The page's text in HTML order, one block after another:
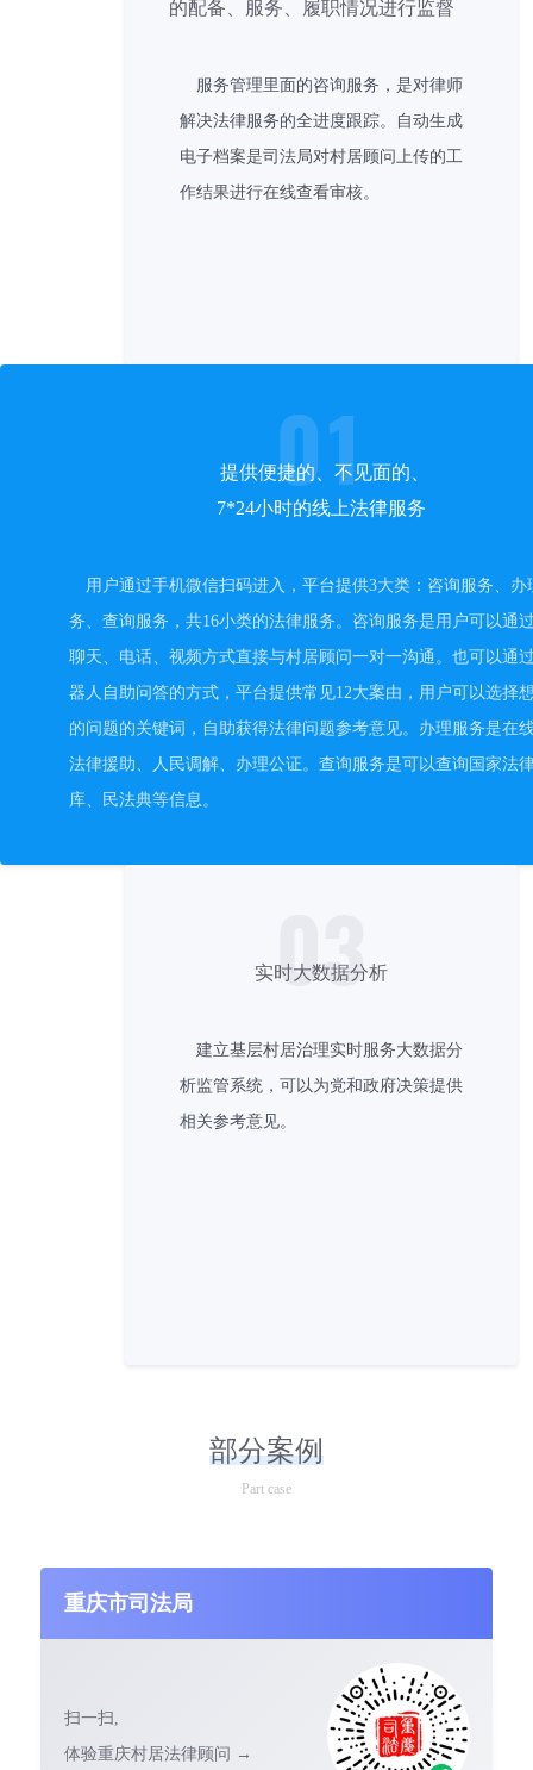
的配备、服务、履职情况进行监督
服务管理里面的咨询服务，是对律师
解决法律服务的全进度跟踪。自动生成
电子档案是司法局对村居顾问上传的工
作结果进行在线查看审核。
01
提供便捷的、不见面的、
7*24小时的线上法律服务
用户通过手机微信扫码进入，平台提供3大类：咨询服务、办
务、查询服务，共16小类的法律服务。咨询服务是用户可以通
聊天、电话、视频方式直接与村居顾问一对一沟通。也可以通
器人自助问答的方式，平台提供常见12大案由，用户可以选择
的问题的关键词，自助获得法律问题参考意见。办理服务是在
法律援助、人民调解、办理公证。查询服务是可以查询国家法
库、民法典等信息。
03
实时大数据分析
建立基层村居治理实时服务大数据分
析监管系统，可以为党和政府决策提供
相关参考意见。
部分案例
Part case
重庆市司法局
扫一扫,
体验重庆村居法律顾问 →